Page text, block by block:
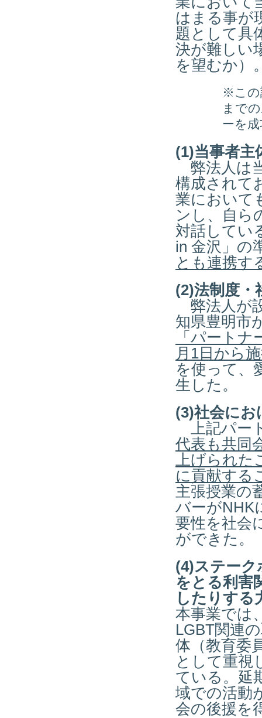
はまる事が
題として具
決が難しい
を望むか）
※この
まで
ーを
(1)当事者主
弊法人は
構成されて
業において
ンし、自ら
対話してい
in 金沢」の
とも連携す
(2)法制度・
弊法人が
知県豊明市
「パート
月 1 日から
を使って、
生した。
(3)社会にお
上記パー
代表も共同
上げられ
に貢献する
主張授業の
バーがNHK
要性を社会
ができた。
(4)ステーク
をとる利害
したりする
本事業では
LGBT関連
体（教育委
として重視
ている。延
域での活動
会の後援を